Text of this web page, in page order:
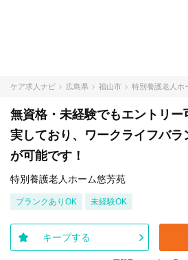
ケア求人ナビ 広島県 福山市 特別養護老人ホ
無資格・未経験でもエントリ
実しており、ワークライフバ
が可能です！
特別養護老人ホーム悠芳苑
ブランクありOK 未経験OK
キープする